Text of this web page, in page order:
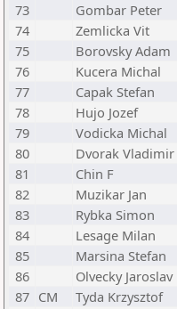
73
Gombar Peter
74
Zemlicka Vit
75
Borovsky Adam
76
Kucera Michal
77
Capak Stefan
78
Hujo Jozef
79
Vodicka Michal
80
Dvorak Vladimir
81
Chin F
82
Muzikar Jan
83
Rybka Simon
84
Lesage Milan
85
Marsina Stefan
86
Olvecky Jaroslav
87 CM Tyda Krzysztof